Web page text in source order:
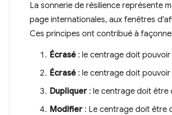
La sonnerie de résilience représente
page internationales, aux fenêtres
Ces principes ont contribué à
Écrasé : le centrage doit
Écrasé : le centrage doit
Dupliquer : le centrage doit être
Modifier : Le centrage doit être